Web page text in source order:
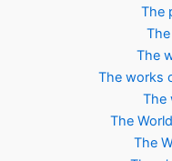
The
The
The works
The
The
The